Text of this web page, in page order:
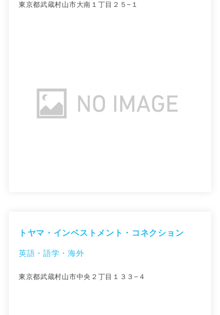
東京都武蔵村山市大南１丁目２５−１
トヤマ・インベストメント・コネクション
英語・語学・海外
東京都武蔵村山市中央２丁目１３３−４